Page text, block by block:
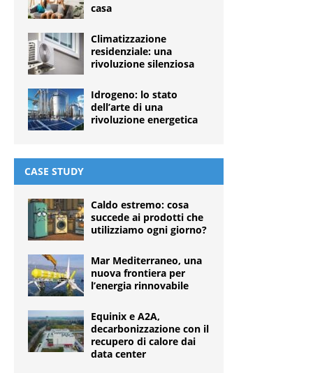
casa
Climatizzazione
residenziale: una
rivoluzione silenziosa
Idrogeno: lo stato
dell’arte di una
rivoluzione energetica
CASE STUDY
Caldo estremo: cosa
succede ai prodotti che
utilizziamo ogni giorno?
Mar Mediterraneo, una
nuova frontiera per
l’energia rinnovabile
Equinix e A2A,
decarbonizzazione con il
recupero di calore dai
data center